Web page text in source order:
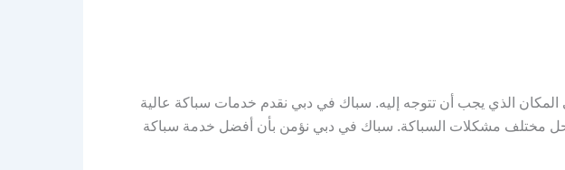
الذي يجب أن تتوجه إليه. سباك في دبي نقدم خدمات سباكة عالية
لحل مختلف مشكلات السباكة. سباك في دبي نؤمن بأن أفضل خدمة سباكة